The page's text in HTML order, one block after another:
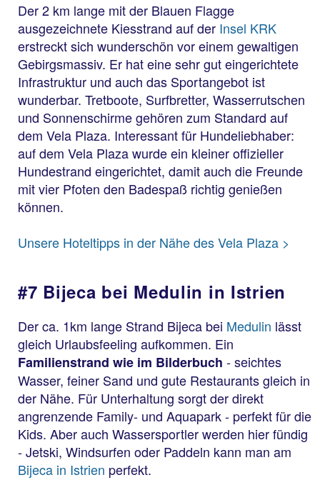
Der 2 km lange mit der Blauen Flagge
ausgezeichnete Kiesstrand auf der Insel KRK
erstreckt sich wunderschön vor einem gewaltigen
Gebirgsmassiv. Er hat eine sehr gut eingerichtete
Infrastruktur und auch das Sportangebot ist
wunderbar. Tretboote, Surfbretter, Wasserrutschen
und Sonnenschirme gehören zum Standard auf
dem Vela Plaza. Interessant für Hundeliebhaber:
auf dem Vela Plaza wurde ein kleiner offizieller
Hundestrand eingerichtet, damit auch die Freunde
mit vier Pfoten den Badespaß richtig genießen
können.
Unsere Hoteltipps in der Nähe des Vela Plaza >
#7 Bijeca bei Medulin in Istrien
Der ca. 1km lange Strand Bijeca bei Medulin lässt
gleich Urlaubsfeeling aufkommen. Ein
Familienstrand wie im Bilderbuch - seichtes
Wasser, feiner Sand und gute Restaurants gleich in
der Nähe. Für Unterhaltung sorgt der direkt
angrenzende Family- und Aquapark - perfekt für die
Kids. Aber auch Wassersportler werden hier fündig
- Jetski, Windsurfen oder Paddeln kann man am
Bijeca in Istrien perfekt.